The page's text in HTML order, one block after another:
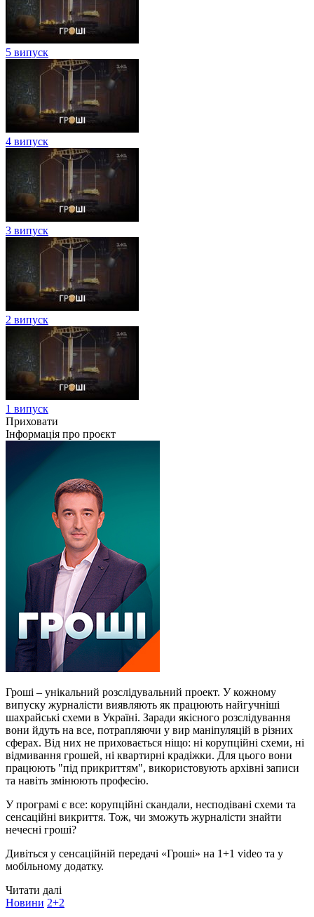
5 випуск
4 випуск
3 випуск
2 випуск
1 випуск
Приховати
Інформація про проєкт
Гроші – унікальний розслідувальний проект. У кожному
випуску журналісти виявляють як працюють найгучніші
шахрайські схеми в Україні. Заради якісного розслідування
вони йдуть на все, потрапляючи у вир маніпуляцій в різних
сферах. Від них не приховається ніщо: ні корупційні схеми, ні
відмивання грошей, ні квартирні крадіжки. Для цього вони
працюють "під прикриттям", використовують архівні записи
та навіть змінюють професію.
У програмі є все: корупційні скандали, несподівані схеми та
сенсаційні викриття. Тож, чи зможуть журналісти знайти
нечесні гроші?
Дивіться у сенсаційній передачі «Гроші» на 1+1 video та у
мобільному додатку.
Читати далі
Новини 2+2